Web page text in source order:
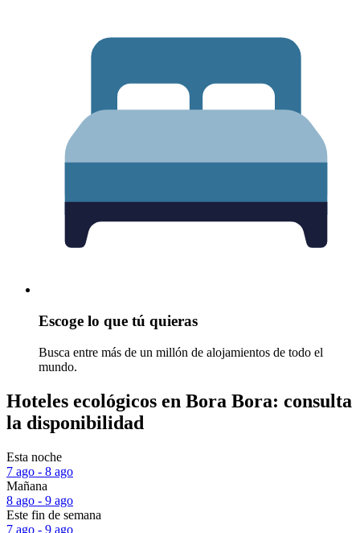
Escoge lo que tú quieras
Busca entre más de un millón de alojamientos de todo el
mundo.
Hoteles ecológicos en Bora Bora: consulta
la disponibilidad
Esta noche
7 ago - 8 ago
Mañana
8 ago - 9 ago
Este fin de semana
7 ago - 9 ago